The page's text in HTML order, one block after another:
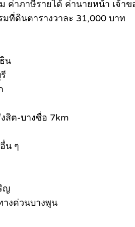
ค่าภาษีรายได้ ค่านายหน้า เจ้า
ที่ดินตารางวาละ 31,000 บาท
น
สิต-บางซื่อ 7km
น ๆ
ญ
งด่วนบางพูน